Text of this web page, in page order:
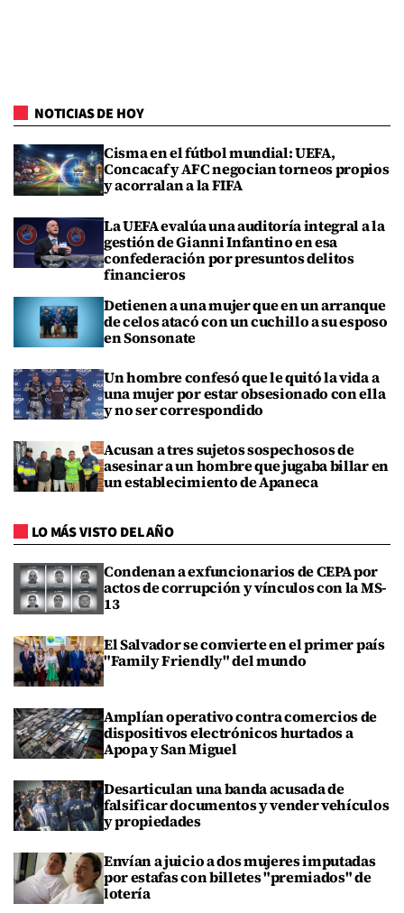
NOTICIAS DE HOY
Cisma en el fútbol mundial: UEFA,
Concacaf y AFC negocian torneos propios
y acorralan a la FIFA
La UEFA evalúa una auditoría integral a la
gestión de Gianni Infantino en esa
confederación por presuntos delitos
financieros
Detienen a una mujer que en un arranque
de celos atacó con un cuchillo a su esposo
en Sonsonate
Un hombre confesó que le quitó la vida a
una mujer por estar obsesionado con ella
y no ser correspondido
Acusan a tres sujetos sospechosos de
asesinar a un hombre que jugaba billar en
un establecimiento de Apaneca
LO MÁS VISTO DEL AÑO
Condenan a exfuncionarios de CEPA por
actos de corrupción y vínculos con la MS-
13
El Salvador se convierte en el primer país
"Family Friendly" del mundo
Amplían operativo contra comercios de
dispositivos electrónicos hurtados a
Apopa y San Miguel
Desarticulan una banda acusada de
falsificar documentos y vender vehículos
y propiedades
Envían a juicio a dos mujeres imputadas
por estafas con billetes "premiados" de
lotería